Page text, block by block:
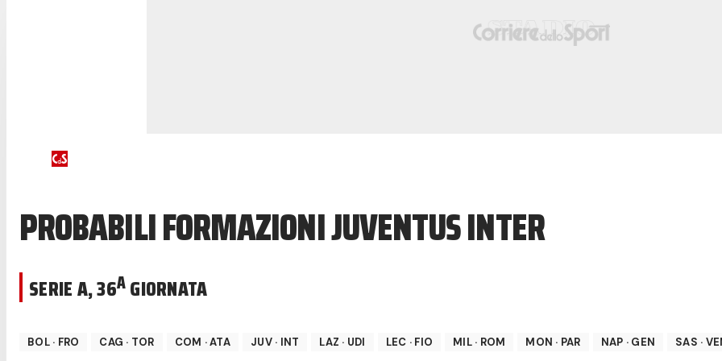
PROBABILI FORMAZIONI JUVENTUS INTER
SERIE A,36AGIORNATA
BOL· FRO CAG · TOR COM ·ATA JUV· INT LAZ · UDI LEC · FIO MIL· ROM MON · PAR NAP · GEN SAS ·